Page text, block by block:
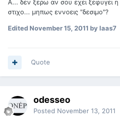
Α... δεν ξερω αν σου εχει ξεφυγει η
στιχο... μηπως εννοεις "δεσιμο"?
EditedNovember 15, 2011 by laas7
Quote
odesseo
Posted November 13, 2011